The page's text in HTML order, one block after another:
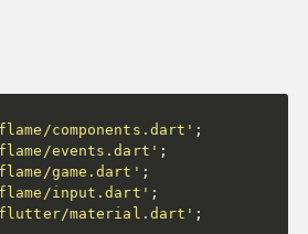
components.dart' ;
events.dart' ;
game.dart' ;
input.dart' ;
material.dart' ;